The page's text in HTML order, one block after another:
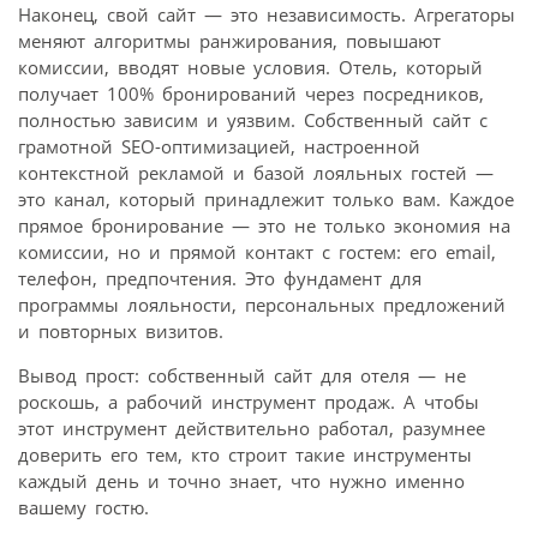
Наконец, свой сайт — это независимость. Агрегаторы
меняют алгоритмы ранжирования, повышают
комиссии, вводят новые условия. Отель, который
получает 100% бронирований через посредников,
полностью зависим и уязвим. Собственный сайт с
грамотной SEO-оптимизацией, настроенной
контекстной рекламой и базой лояльных гостей —
это канал, который принадлежит только вам. Каждое
прямое бронирование — это не только экономия на
комиссии, но и прямой контакт с гостем: его email,
телефон, предпочтения. Это фундамент для
программы лояльности, персональных предложений
и повторных визитов.
Вывод прост: собственный сайт для отеля — не
роскошь, а рабочий инструмент продаж. А чтобы
этот инструмент действительно работал, разумнее
доверить его тем, кто строит такие инструменты
каждый день и точно знает, что нужно именно
вашему гостю.